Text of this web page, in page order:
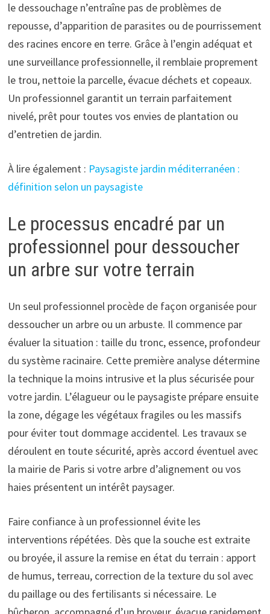
le dessouchage n’entraîne pas de problèmes de
repousse, d’apparition de parasites ou de pourrissement
des racines encore en terre. Grâce à l’engin adéquat et
une surveillance professionnelle, il remblaie proprement
le trou, nettoie la parcelle, évacue déchets et copeaux.
Un professionnel garantit un terrain parfaitement
nivelé, prêt pour toutes vos envies de plantation ou
d’entretien de jardin.
À lire également : Paysagiste jardin méditerranéen :
définition selon un paysagiste
Le processus encadré par un
professionnel pour dessoucher
un arbre sur votre terrain
Un seul professionnel procède de façon organisée pour
dessoucher un arbre ou un arbuste. Il commence par
évaluer la situation : taille du tronc, essence, profondeur
du système racinaire. Cette première analyse détermine
la technique la moins intrusive et la plus sécurisée pour
votre jardin. L’élagueur ou le paysagiste prépare ensuite
la zone, dégage les végétaux fragiles ou les massifs
pour éviter tout dommage accidentel. Les travaux se
déroulent en toute sécurité, après accord éventuel avec
la mairie de Paris si votre arbre d’alignement ou vos
haies présentent un intérêt paysager.
Faire confiance à un professionnel évite les
interventions répétées. Dès que la souche est extraite
ou broyée, il assure la remise en état du terrain : apport
de humus, terreau, correction de la texture du sol avec
du paillage ou des fertilisants si nécessaire. Le